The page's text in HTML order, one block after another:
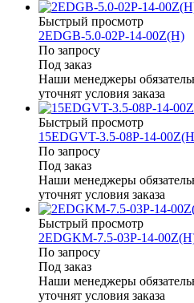
Быстрый просмотр
2EDGB-5.0-02P-14-00Z(H)
По запросу
Под заказ
Наши менеджеры
уточнят условия заказа
Быстрый просмотр
15EDGVT-3.5-08P-14-
По запросу
Под заказ
Наши менеджеры
уточнят условия заказа
Быстрый просмотр
2EDGKM-7.5-03P-14-
По запросу
Под заказ
Наши менеджеры
уточнят условия заказа